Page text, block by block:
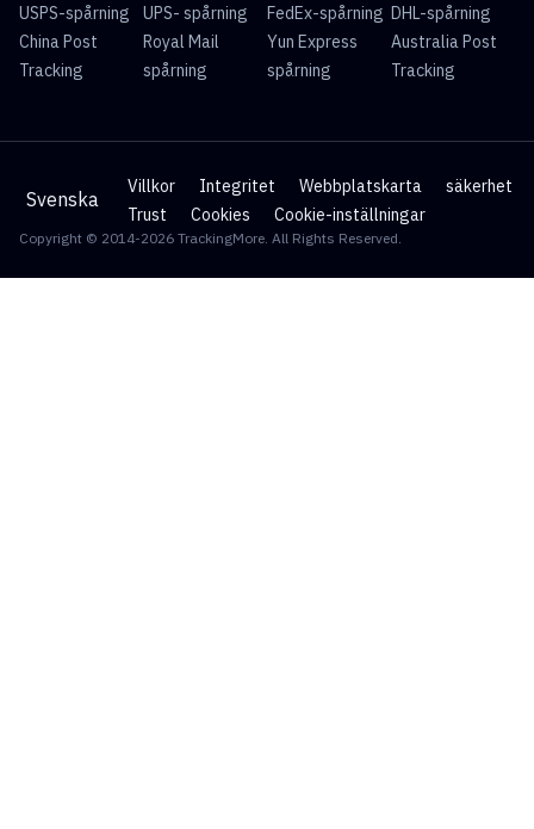
USPS-spårning
UPS- spårning FedEx-spårning DHL-spårning
China Post
Tracking
Royal Mail
spårning
Yun Express
spårning
Australia Post
Tracking
Svenska
Villkor Integritet Webbplatskarta
säkerhet
Trust
Cookies Cookie-inställningar
Copyright © 2014-2026 TrackingMore. All Rights Reserved.